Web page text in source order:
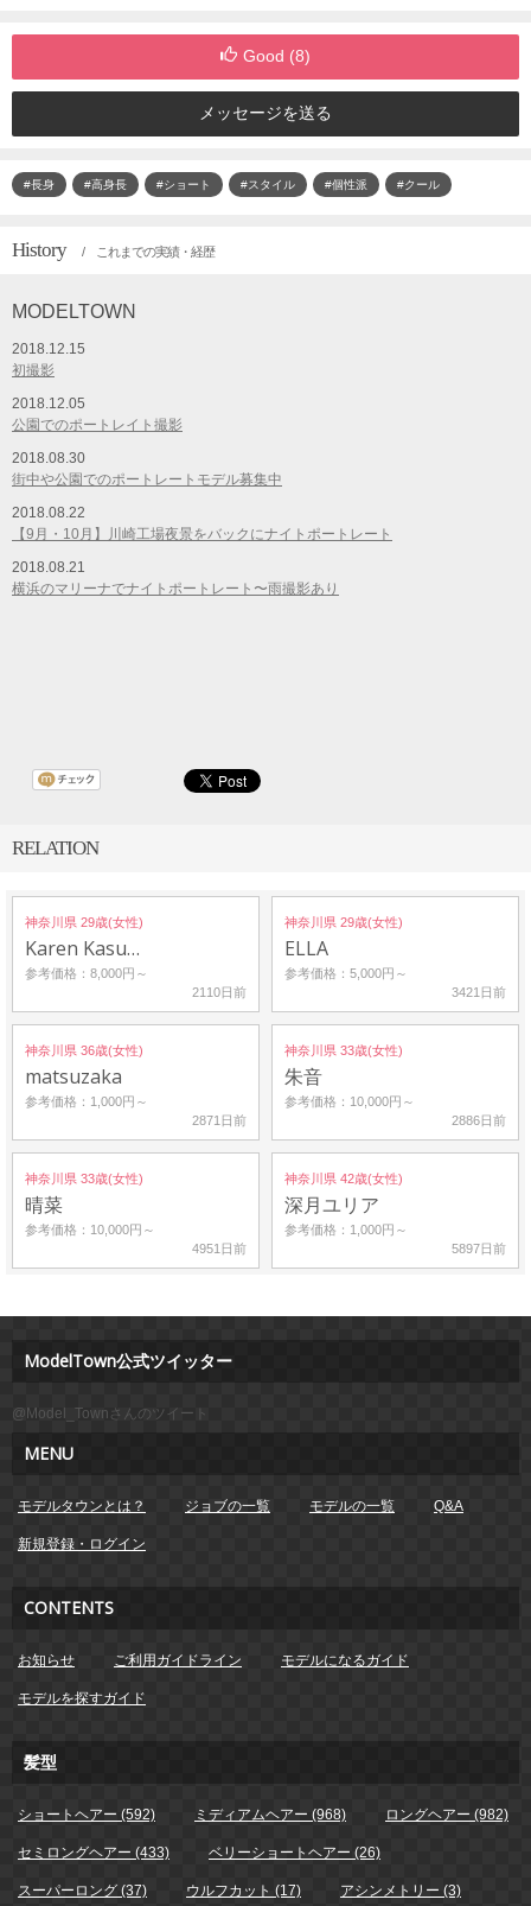
Good (8)
メッセージを送る
#長身 #高身長 #ショート #スタイル #個性派 #クール
History / これまでの実績・経歴
MODELTOWN
2018.12.15
初撮影
2018.12.05
公園でのポートレイト撮影
2018.08.30
街中や公園でのポートレートモデル募集中
2018.08.22
【9月・10月】川崎工場夜景をバックにナイトポートレート
2018.08.21
横浜のマリーナでナイトポートレート〜雨撮影あり
RELATION
神奈川県 29歳(女性)
Karen Kasu…
参考価格：8,000円～
2110日前
神奈川県 29歳(女性)
ELLA
参考価格：5,000円～
3421日前
神奈川県 36歳(女性)
matsuzaka
参考価格：1,000円～
2871日前
神奈川県 33歳(女性)
朱音
参考価格：10,000円～
2886日前
神奈川県 33歳(女性)
晴菜
参考価格：10,000円～
4951日前
神奈川県 42歳(女性)
深月ユリア
参考価格：1,000円～
5897日前
ModelTown公式ツイッター
@Model_Townさんのツイート
MENU
モデルタウンとは？ ジョブの一覧 モデルの一覧 Q&A
新規登録・ログイン
CONTENTS
お知らせ ご利用ガイドライン モデルになるガイド
モデルを探すガイド
髪型
ショートヘアー (592) ミディアムヘアー (968) ロングヘアー (982)
セミロングヘアー (433) ベリーショートヘアー (26)
スーパーロング (37) ウルフカット (17) アシンメトリー (3)